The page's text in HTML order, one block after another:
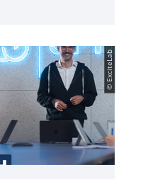
patentstärkste
© ExciteLab